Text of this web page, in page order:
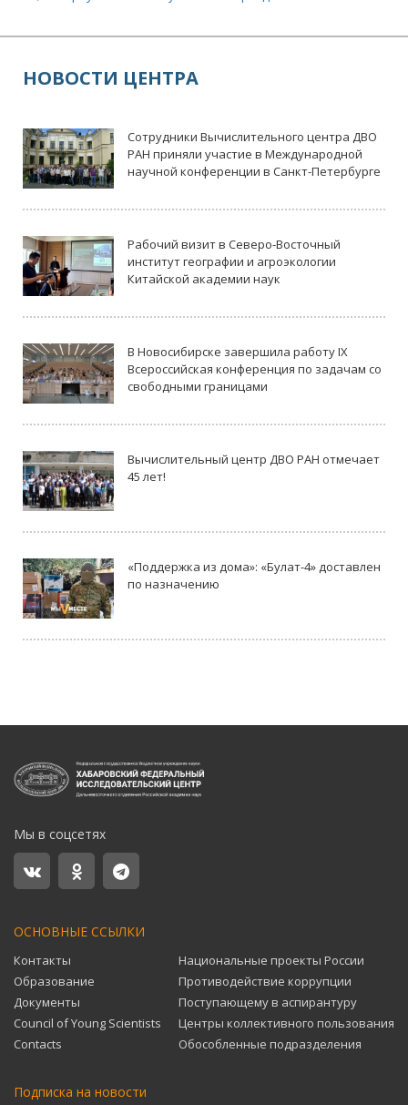
НОВОСТИ ЦЕНТРА
Сотрудники Вычислительного центра ДВО
РАН приняли участие в Международной
научной конференции в Санкт-Петербурге
Рабочий визит в Северо-Восточный
институт географии и агроэкологии
Китайской академии наук
В Новосибирске завершила работу IX
Всероссийская конференция по задачам со
свободными границами
Вычислительный центр ДВО РАН отмечает
45 лет!
«Поддержка из дома»: «Булат-4» доставлен
по назначению
Мы в соцсетях
ОСНОВНЫЕ ССЫЛКИ
Контакты
Образование
Документы
Council of Young Scientists
Contacts
Национальные проекты России
Противодействие коррупции
Поступающему в аспирантуру
Центры коллективного пользования
Обособленные подразделения
Подписка на новости